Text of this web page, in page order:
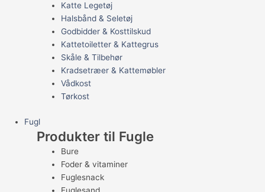
Katte Legetøj
Halsbånd & Seletøj
Godbidder & Kosttilskud
Kattetoiletter & Kattegrus
Skåle & Tilbehør
Kradsetræer & Kattemøbler
Vådkost
Tørkost
Fugl
Produkter til Fugle
Bure
Foder & vitaminer
Fuglesnack
Fuglesand